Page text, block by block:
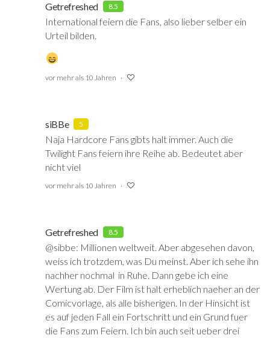
Getrefreshed 8.5
International feiern die Fans, also lieber selber ein
Urteil bilden.
vor mehr als 10 Jahren
siBBe 5
Naja Hardcore Fans gibts halt immer. Auch die
Twilight Fans feiern ihre Reihe ab. Bedeutet aber
nicht viel
vor mehr als 10 Jahren
Getrefreshed 8.5
@sibbe: Millionen weltweit. Aber abgesehen davon,
weiss ich trotzdem, was Du meinst. Aber ich sehe ihn
nachher nochmal in Ruhe. Dann gebe ich eine
Wertung ab. Der Film ist halt erheblich naeher an der
Comicvorlage, als alle bisherigen. In der Hinsicht ist
es auf jeden Fall ein Fortschritt und ein Grund fuer
die Fans zum Feiern. Ich bin auch seit ueber drei